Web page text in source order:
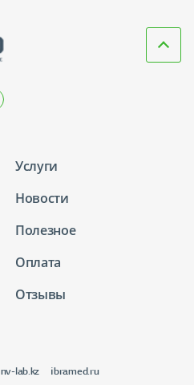
Услуги
Новости
Полезное
Оплата
Отзывы
nv-lab.kz ibramed.ru